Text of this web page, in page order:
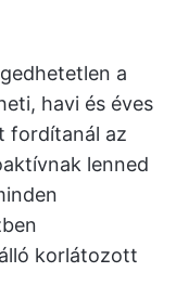
a
havi és éves
fordítanál az
lenned
korlátozott